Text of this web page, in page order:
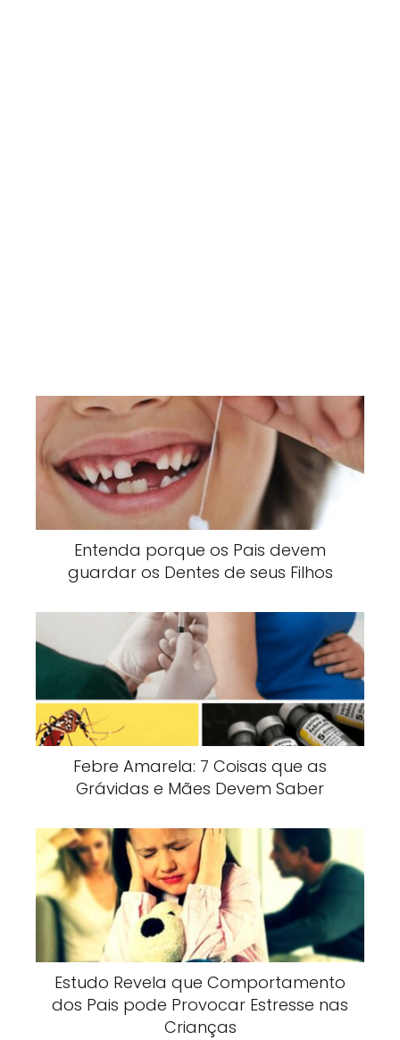
Entenda porque os Pais devem
guardar os Dentes de seus Filhos
Febre Amarela: 7 Coisas que as
Grávidas e Mães Devem Saber
Estudo Revela que Comportamento
dos Pais pode Provocar Estresse nas
Crianças